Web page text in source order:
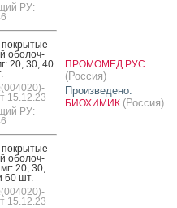
РУ:
пок­ры­тые
обо­лоч­
20, 30, 40
15.12.23
РУ:
пок­ры­тые
обо­лоч­
20, 30,
60 шт.
15.12.23
ПРОМОМЕД РУС
(Россия)
Произведено:
БИОХИМИК (Россия)